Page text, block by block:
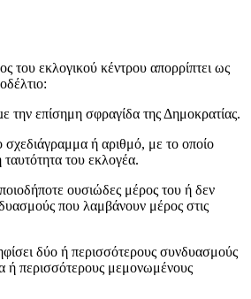
του εκλογικού κέντρου απορρίπτει ως
την επίσημη σφραγίδα της Δημοκρατίας.
σχεδιάγραμμα ή αριθμό, με το οποίο
του εκλογέα.
ουσιώδες μέρος του ή δεν
που λαμβάνουν μέρος στις
δύο ή περισσότερους συνδυασμούς
ή περισσότερους μεμονωμένους